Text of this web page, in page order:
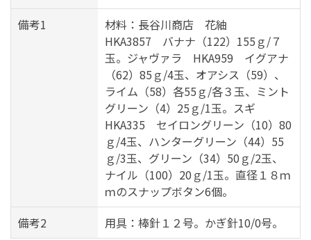
備考1
材料：長谷川商店 花紬
HKA3857 バナナ（122）155ｇ/７
玉。ジャヴァラ HKA959 イグアナ
（62）85ｇ/4玉、オアシス（59）、
ライム（58）各55ｇ/各３玉、ミント
グリーン（4）25ｇ/1玉。スギ
HKA335 セイロングリーン（10）80
ｇ/4玉、ハンターグリーン（44）55
ｇ/3玉、グリーン（34）50ｇ/2玉、
ナイル（100）20ｇ/1玉。直径１８ｍ
ｍのスナップボタン6個。
備考2
用具：棒針１２号。かぎ針10/0号。